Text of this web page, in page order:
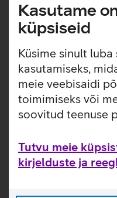
Kasutame
küpsiseid
Küsime sinult
kasutamiseks,
meie veebisaidi
toimimiseks või
soovitud teenuse
Tutvu meie
kirjelduste ja
Lisainfo
Kompaktne ja
2022'le.
Apple Smart KeyBoard
korraga. Klaviatuur
ning sisseehitatud
ülesandeid täita.
klaviatuuri ja kaitsvat
magnetiliselt iPadi külge.
Kasulikud lingid
Tutvu klaviatuur-kaante